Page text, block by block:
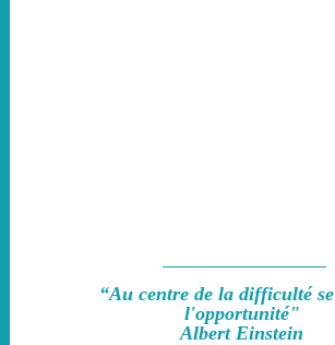
“Au centre de la difficulté
l'opportunité"
Albert Einstein